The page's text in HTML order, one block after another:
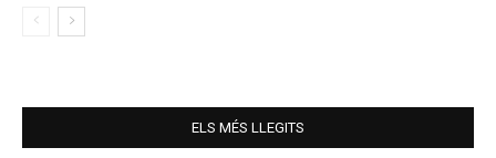
ELS MÉS LLEGITS